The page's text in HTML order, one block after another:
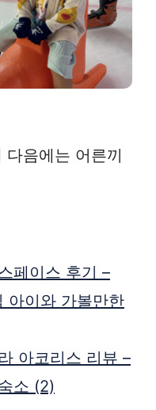
음에는 어른끼
페이스 후기 –
아이와 가볼만한
아코리스 리뷰 –
소 (2)